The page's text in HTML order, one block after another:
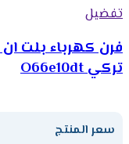
تفضيل
تركي O66e10dt
سعر المنتج